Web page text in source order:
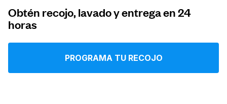
Iniciar sesión
Obtén recojo, lavado y entrega en 24
horas
PROGRAMA TU RECOJO